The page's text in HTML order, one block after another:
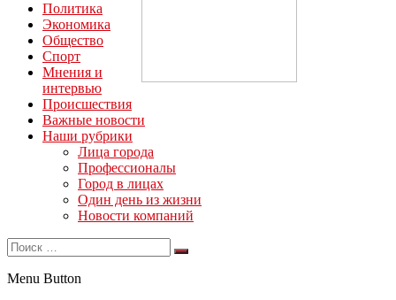
Политика
Экономика
Общество
Спорт
Мнения и
интервью
Происшествия
Важные новости
Наши рубрики
Лица города
Профессионалы
Город в лицах
Один день из жизни
Новости компаний
Menu Button